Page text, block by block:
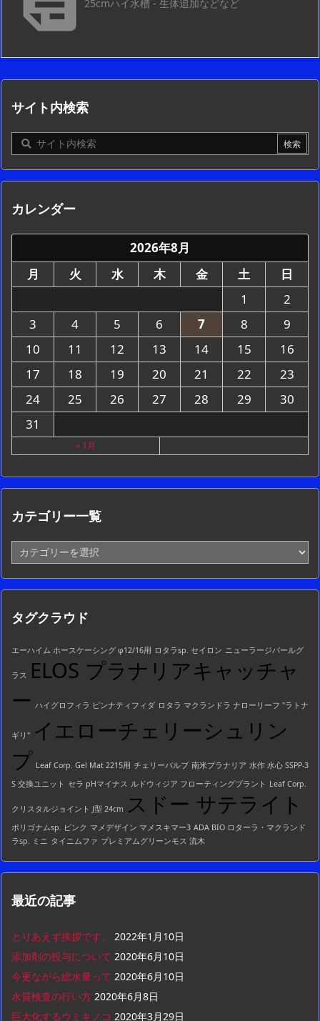
25cmハイ水槽 - 生体追加などなど
サイト内検索
カレンダー
2026年8月
月
火 水 木 金 土
日
1
2
3
4 5 6 7 8
9
10
11 12 13 14 15
16
17
18 19 20 21 22
23
24
25 26 27 28 29
30
31
« 1月
カテゴリー一覧
カ
テ
ゴ
リ
一
タグクラウド
エーハイム ホースケーシング φ12/16用 ロタラsp. セイロン ニューラージパールグ
ラス ELOS プラナリアキャッチャ
ー ハイグロフィラ ピンナティフィダ ロタラ マクランドラ ナローリーフ "ラトナ
ギリ" イエローチェリーシュリン
プ Leaf Corp. Gel Mat 2215用 チェリーバルブ 南米プラナリア 水作 水心 SSPP-3
S 交換ユニット セラ pHマイナス ルドウィジア フローティングプラント Leaf Corp.
クリスタルジョイント J型 24cm スドー サテライト
ポリゴナムsp. ピンク マメデザイン マメスキマー3 ADA BIO ロターラ・マクランド
ラsp. ミニ タイニムファ プレミアムグリーンモス 流木
最近の記事
とりあえず挨拶です。
2022年1月10日
添加剤の投与について 2020年6月10日
今更ながら総水量って 2020年6月10日
水質検査の行い方 2020年6月8日
巨大化するウミキノコ 2020年3月29日